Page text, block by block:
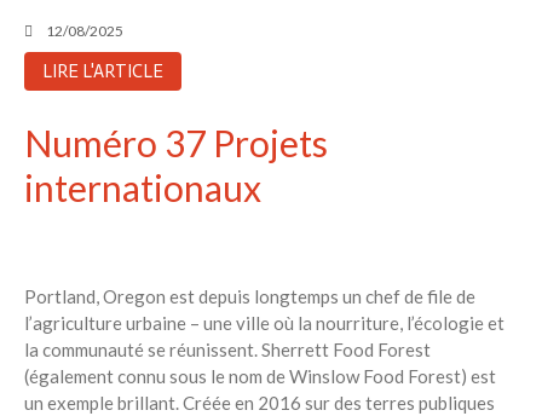
12/08/2025
LIRE L'ARTICLE
Numéro 37 Projets
internationaux
Portland, Oregon est depuis longtemps un chef de file de
l’agriculture urbaine – une ville où la nourriture, l’écologie et
la communauté se réunissent. Sherrett Food Forest
(également connu sous le nom de Winslow Food Forest) est
un exemple brillant. Créée en 2016 sur des terres publiques